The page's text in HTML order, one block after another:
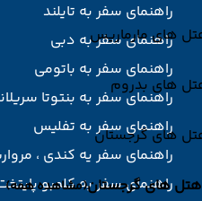
های مارماریس
های بدروم
های گرجستان
هتل های گرجستان(مشاهده همه)
راهنمای سفر به تایلند
راهنمای سفر به دبی
راهنمای سفر به باتومی
راهنمای سفر به بنتوتا
راهنمای سفر به تفلیس
راهنمای سفر یه کندی ،
راهنمای سفر به کلمبو